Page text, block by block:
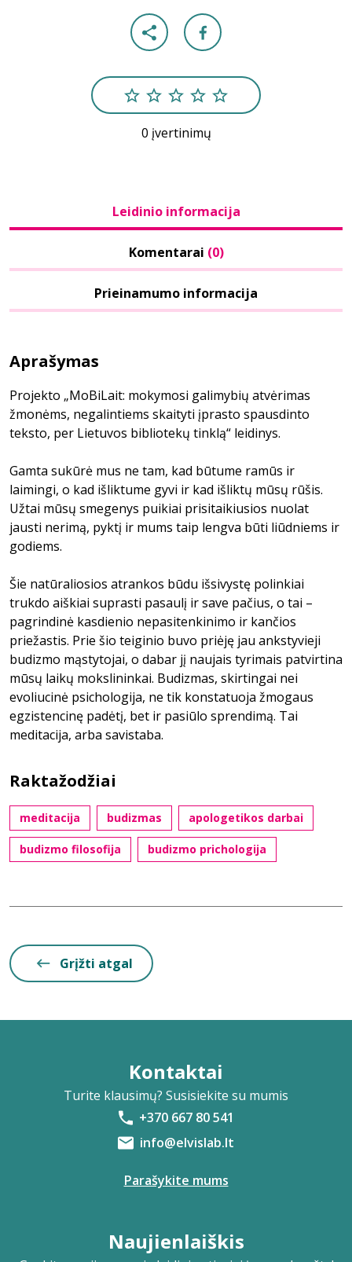
0 įvertinimų
Leidinio informacija
Komentarai (0)
Prieinamumo informacija
Aprašymas
Projekto „MoBiLait: mokymosi galimybių atvėrimas
žmonėms, negalintiems skaityti įprasto spausdinto
teksto, per Lietuvos bibliotekų tinklą“ leidinys.
Gamta sukūrė mus ne tam, kad būtume ramūs ir
laimingi, o kad išliktume gyvi ir kad išliktų mūsų rūšis.
Užtai mūsų smegenys puikiai prisitaikiusios nuolat
jausti nerimą, pyktį ir mums taip lengva būti liūdniems ir
godiems.
Šie natūraliosios atrankos būdu išsivystę polinkiai
trukdo aiškiai suprasti pasaulį ir save pačius, o tai –
pagrindinė kasdienio nepasitenkinimo ir kančios
priežastis. Prie šio teiginio buvo priėję jau ankstyvieji
budizmo mąstytojai, o dabar jį naujais tyrimais patvirtina
mūsų laikų mokslininkai. Budizmas, skirtingai nei
evoliucinė psichologija, ne tik konstatuoja žmogaus
egzistencinę padėtį, bet ir pasiūlo sprendimą. Tai
meditacija, arba savistaba.
Raktažodžiai
meditacija budizmas apologetikos darbai
budizmo filosofija budizmo prichologija
Grįžti atgal
Kontaktai
Turite klausimų? Susisiekite su mumis
+370 667 80 541
info@elvislab.lt
Parašykite mums
Naujienlaiškis